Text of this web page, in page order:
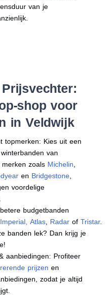
van je
shop voor
in Veldwijk
topmerken: Kies uit een
van
zoals Michelin
en Bridgestone
voordelige
budgetbanden
Imperial Atlas Radar ofTristar.
banden lek? Dan krijg je
aanbiedingen: Profiteer
prijzen en
zodat je altijd